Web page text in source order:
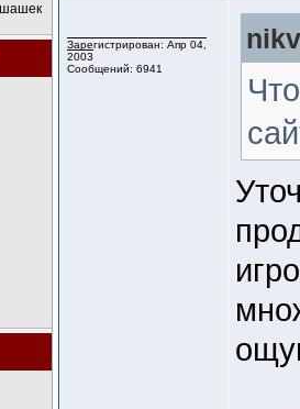
шашек
Зарегистрирован: Апр 04,
2003
Сообщений: 6941